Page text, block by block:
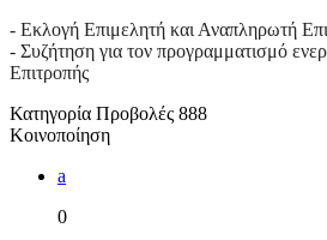
- Εκλογή Επιμελητή και Αναπληρωτή
- Συζήτηση για τον προγραμματισμό
Επιτροπής
Κατηγορία Προβολές 888
Κοινοποίηση
a
0